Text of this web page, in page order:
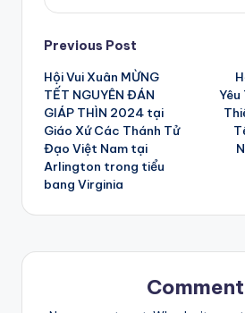
Post
navigation
Previous Post
Hội Vui Xuân MỪNG
TẾT NGUYÊN ĐÁN
GIÁP THÌN 2024 tại
Giáo Xứ Các Thánh Tử
Đạo Việt Nam tại
Arlington trong tiểu
bang Virginia